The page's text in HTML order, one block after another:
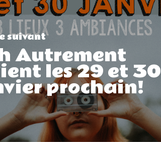
suivant
Autrement
les 29 et 30
prochain!